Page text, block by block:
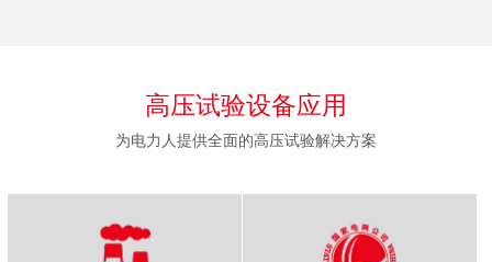
高压试验设备应用
为电力人提供全面的高压试验解决方案